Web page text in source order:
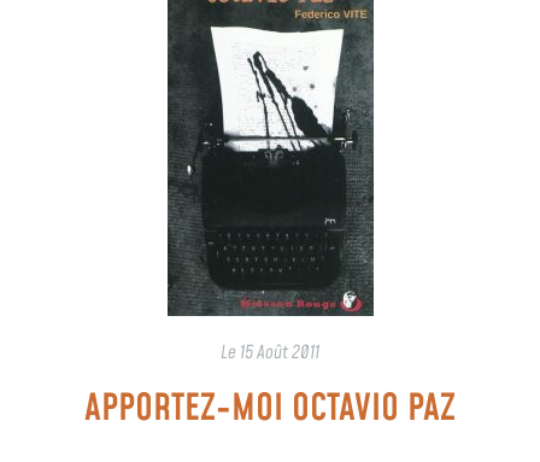
Le 15 Août 2011
APPORTEZ-MOI OCTAVIO PAZ